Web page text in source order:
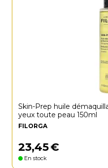
Skin-Prep huile
yeux toute peau 150ml
FILORGA
23,45€
En stock